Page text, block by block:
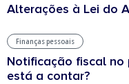
Alterações à Lei do
Finanças pessoais
Notificação fiscal no
está a contar?